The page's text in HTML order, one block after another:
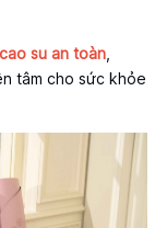
su an toàn
tâm cho sức khỏe